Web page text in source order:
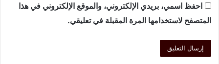
احفظ اسمي، بريدي الإلكتروني، والموقع الإلكتروني في هذا
المتصفح لاستخدامها المرة المقبلة في تعليقي.